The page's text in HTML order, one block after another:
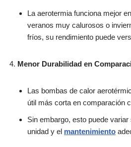
La aerotermia funciona mejor
veranos muy calurosos o
fríos, su rendimiento puede
Menor Durabilidad en
Las bombas de calor
útil más corta en comparación
Sin embargo, esto puede
unidad y el mantenimiento